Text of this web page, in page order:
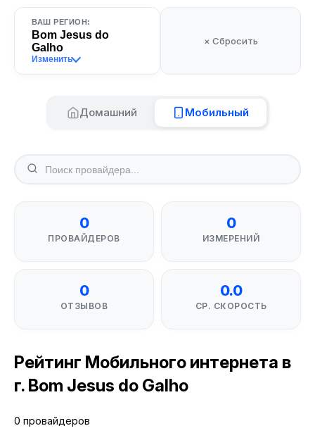
ВАШ РЕГИОН:
Bom Jesus do
Galho
Изменить
× Сбросить
Домашний Мобильный
0
ПРОВАЙДЕРОВ
0
ИЗМЕРЕНИЙ
0
ОТЗЫВОВ
0.0
СР. СКОРОСТЬ
Рейтинг Мобильного интернета в
г. Bom Jesus do Galho
0 провайдеров